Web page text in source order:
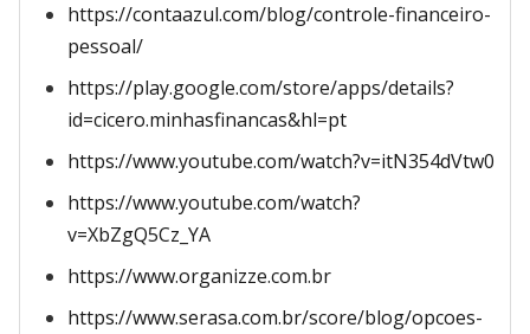
https://contaazul.com/blog/controle-financeiro-
pessoal/
https://play.google.com/store/apps/details?
id=cicero.minhasfinancas&hl=pt
https://www.youtube.com/watch?v=itN354dVtw0
https://www.youtube.com/watch?
v=XbZgQ5Cz_YA
https://www.organizze.com.br
https://www.serasa.com.br/score/blog/opcoes-